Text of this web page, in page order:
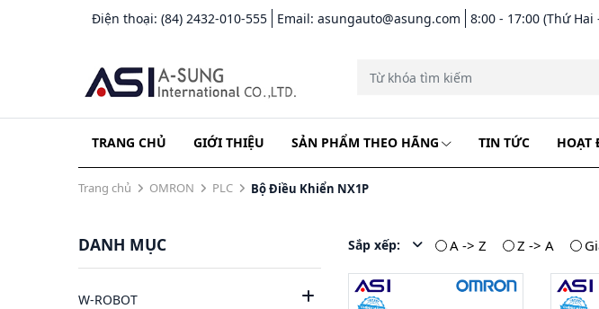
Điện thoại: (84) 2432-010-555 Email: asungauto@asung.com 8:00 - 17:00 (Thứ Hai
TRANG CHỦ GIỚI THIỆU SẢN PHẨM THEO HÃNG TIN TỨC HOẠT
Trang chủ OMRON PLC Bộ Điều Khiển NX1P
DANH MỤC
W-ROBOT
Sắp xếp: A -> Z Z -> A